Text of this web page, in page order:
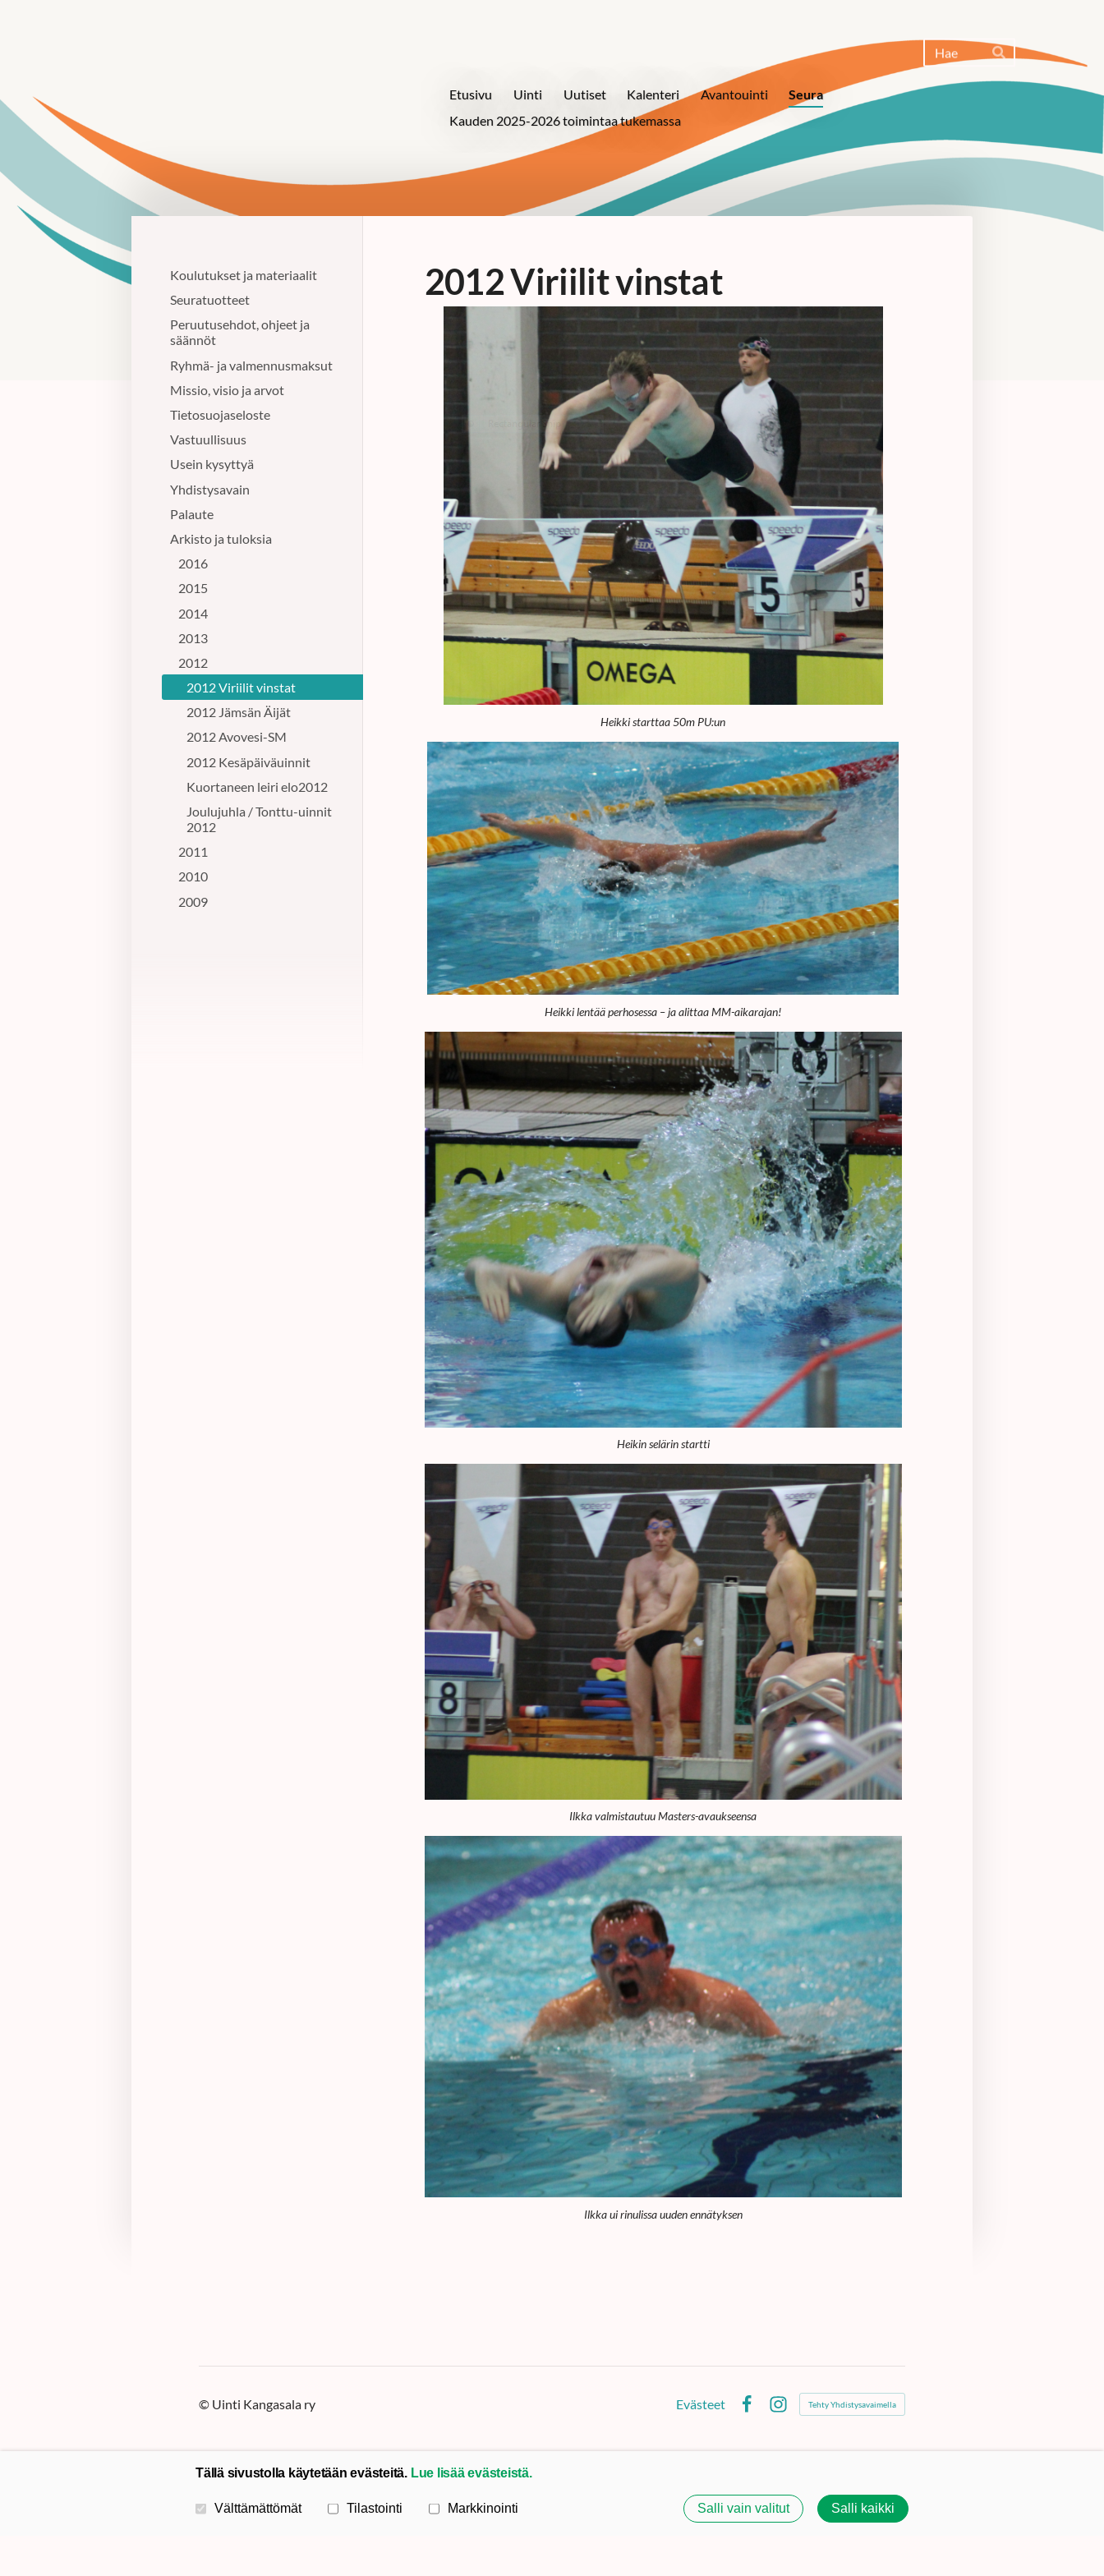
Haku
Etusivu Uinti Uutiset Kalenteri Avantouinti
Seura
Kauden 2025-2026 toimintaa tukemassa
Koulutukset ja materiaalit
Seuratuotteet
Peruutusehdot, ohjeet ja
säännöt
Ryhmä- ja valmennusmaksut
Missio, visio ja arvot
Tietosuojaseloste
Vastuullisuus
Usein kysyttyä
Yhdistysavain
Palaute
Arkisto ja tuloksia
2016
2015
2014
2013
2012
2012 Viriilit vinstat
2012 Jämsän Äijät
2012 Avovesi-SM
2012 Kesäpäiväuinnit
Kuortaneen leiri elo2012
Joulujuhla / Tonttu-uinnit
2012
2011
2010
2009
2012 Viriilit vinstat
Heikki starttaa 50m PU:un
Heikki lentää perhosessa – ja alittaa MM-aikarajan!
Heikin selärin startti
Ilkka valmistautuu Masters-avaukseensa
Ilkka ui rinulissa uuden ennätyksen
© Uinti Kangasala ry
Evästeet
Instagram
Tehty Yhdistysavaimella
Tällä sivustolla käytetään evästeitä. Lue lisää evästeistä.
Valitse käytettävät evästeet
Välttämättömät Tilastointi Markkinointi Salli vain valitut Salli kaikki